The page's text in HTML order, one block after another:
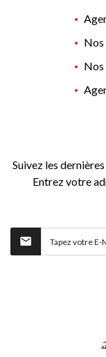
Nos
Nos
Suivez les
Entrez votre